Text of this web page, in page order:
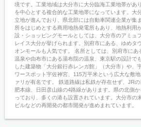
境です。工業地域は大分市に大分臨海工業地帯があ
を中心とする複合的な工業地帯になっています。大
立地が進んでおり、県北部には自動車関連企業が集
所をはじめとする商用地熱発電所もあり、地熱利用
設・ショッピングモールとしては、大分市のアミュ
レイス大分が挙げられます。別府市にある、ゆめタ
オンモールも人気です。 名所としては、別府市に
温泉や由布市にある湯布院の温泉、東京駅の設計で
した建築物「大分銀行赤レンガ館」（大分市）や、
ワースポット宇佐神宮、115万平米という広大な敷
ァリが有名です。 鉄道路線は私鉄が存在せず、JR
肥本線、日田彦山線の4路線があります。県の北側
っており、多くの港も設置されています。大分市の
ビルなどの再開発の都市開発が進めまれています。